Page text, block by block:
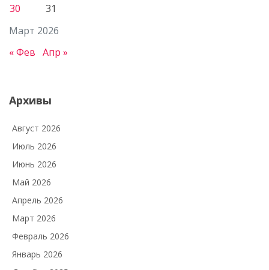
Март 2026
30
31
« Фев Апр »
Архивы
Август 2026
Июль 2026
Июнь 2026
Май 2026
Апрель 2026
Март 2026
Февраль 2026
Январь 2026